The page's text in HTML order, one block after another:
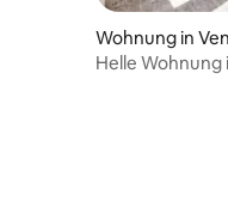
Wohnung in
Helle Wohnung